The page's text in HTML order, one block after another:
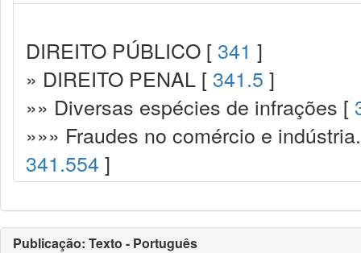
DIREITO PÚBLICO [ 341 ]
» DIREITO PENAL [ 341.5 ]
»» Diversas espécies de infrações [
»»» Fraudes no comércio e
341.554 ]
Publicação: Texto - Português